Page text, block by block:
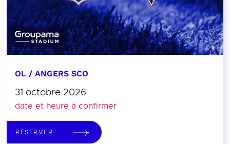
OL / ANGERS SCO
31 octobre 2026
date et heure à confirmer
RÉSERVER